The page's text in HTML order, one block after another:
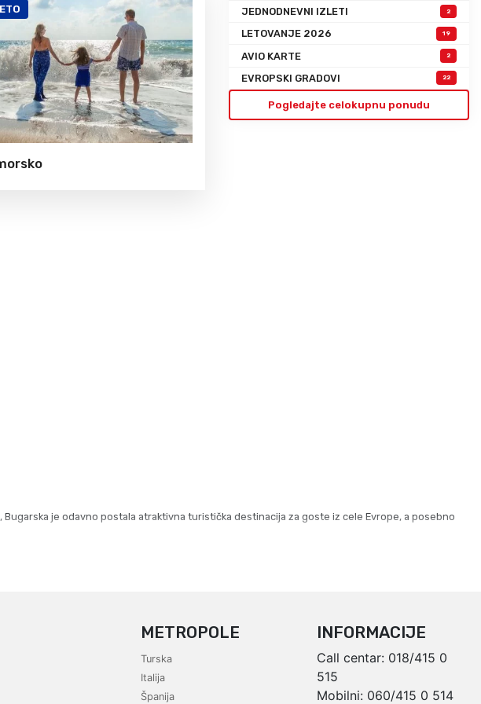
JEDNODNEVNI IZLETI 2
LETOVANJE 2026 19
AVIO KARTE 2
EVROPSKI GRADOVI 22
Pogledajte celokupnu ponudu
je odavno postala atraktivna turistička destinacija za goste iz cele Evrope, a posebno
METROPOLE
Turska
Italija
Španija
INFORMACIJE
Call centar: 018/415 0
515
Mobilni: 060/415 0 514